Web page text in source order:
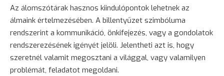
Az álomszótárak hasznos kiindulópontok lehetnek az
álmaink értelmezésében. A billentyűzet szimbóluma
rendszerint a kommunikáció, önkifejezés, vagy a gondolatok
rendszerezésének igényét jelöli. Jelentheti azt is, hogy
szeretnél valamit megosztani a világgal, vagy valamilyen
problémát, feladatot megoldani.